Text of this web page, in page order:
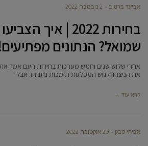
אביעד ברטוב 2 נובמבר, 2022
בחירות 2022 | איך
שמואל? הנתונים
אחרי שלוש שנים וחמש מערכות בחירות העם אמר את
את הניצחון לגוש המפלגות תומכות נתניהו. אבל
קרא עוד ←
אביחי טבק 29 אוקטובר, 2022